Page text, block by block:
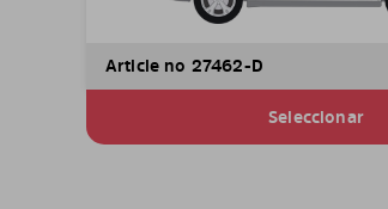
Article no 27462-D
Seleccionar